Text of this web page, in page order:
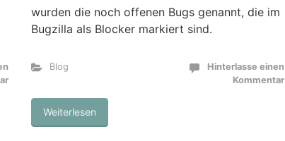
wurden die noch offenen Bugs genannt, die im
Bugzilla als Blocker markiert sind.
Blog
Hinterlasse einen
Kommentar
Weiterlesen